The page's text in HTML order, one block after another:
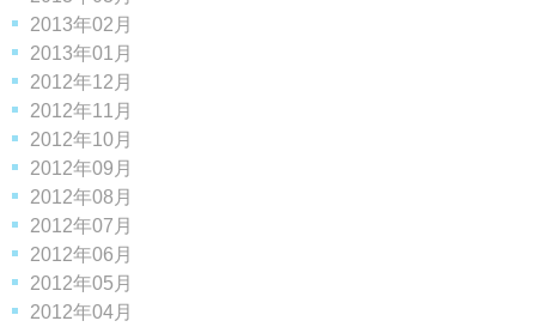
2013年02月
2013年01月
2012年12月
2012年11月
2012年10月
2012年09月
2012年08月
2012年07月
2012年06月
2012年05月
2012年04月